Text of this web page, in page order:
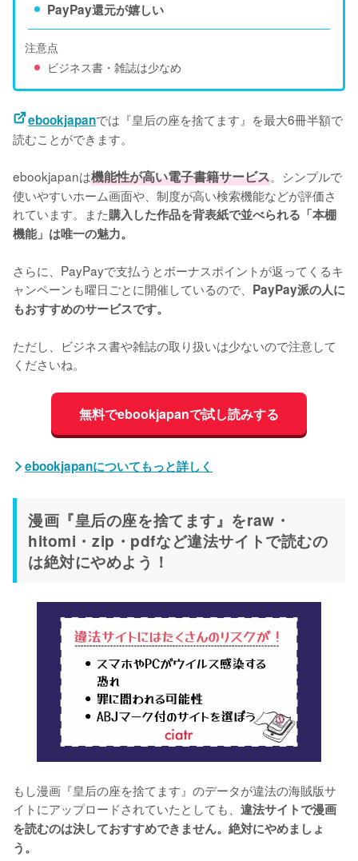
PayPay還元が嬉しい
注意点
ビジネス書・雑誌は少なめ
ebookjapanでは『皇后の座を捨てます』を最大6冊半額で
読むことができます。
ebookjapanは機能性が高い電子書籍サービス。シンプルで
使いやすいホーム画面や、制度が高い検索機能などが評価さ
れています。また購入した作品を背表紙で並べられる「本棚
機能」は唯一の魅力。
さらに、PayPayで支払うとボーナスポイントが返ってくるキ
ャンペーンも曜日ごとに開催しているので、 PayPay派の人に
もおすすめのサービスです。
ただし、ビジネス書や雑誌の取り扱いは少ないので注意して
くださいね。
無料でebookjapanで試し読みする
ebookjapanについてもっと詳しく
漫画『皇后の座を捨てます』をraw・
hitomi・zip・pdfなど違法サイトで読むの
は絶対にやめよう！
もし漫画『皇后の座を捨てます』のデータが違法の海賊版サ
イトにアップロードされていたとしても、 違法サイトで漫画
を読むのは決しておすすめできません。絶対にやめましょ
う。